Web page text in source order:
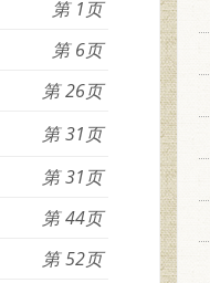
1
6
26
31
31
44
52